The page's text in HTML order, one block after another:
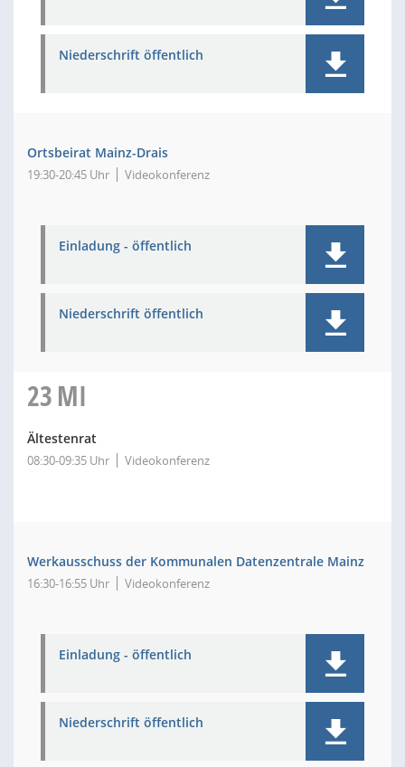
Niederschrift öffentlich
Ortsbeirat Mainz-Drais
19:30-20:45 Uhr Videokonferenz
Einladung - öffentlich
Niederschrift öffentlich
23MI
Ältestenrat
08:30-09:35 Uhr Videokonferenz
Werkausschuss der Kommunalen Datenzentrale Mainz
16:30-16:55 Uhr Videokonferenz
Einladung - öffentlich
Niederschrift öffentlich